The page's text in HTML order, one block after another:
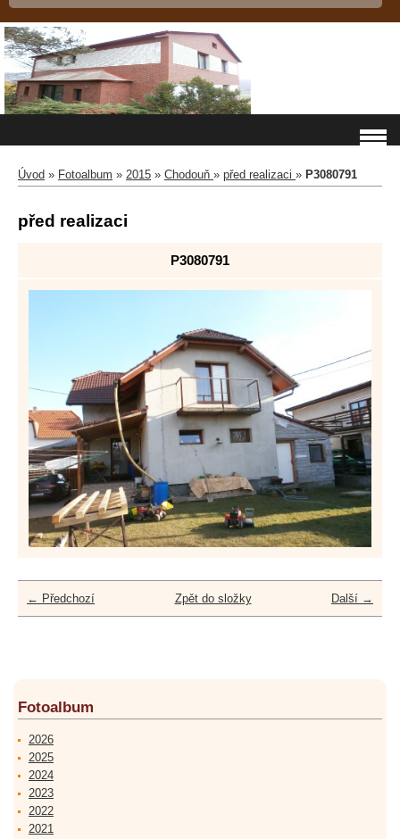
Úvod » Fotoalbum » 2015 » Chodouň » před realizaci » P3080791
před realizaci
P3080791
← Předchozí Další →
Zpět do složky
Fotoalbum
2026
2025
2024
2023
2022
2021